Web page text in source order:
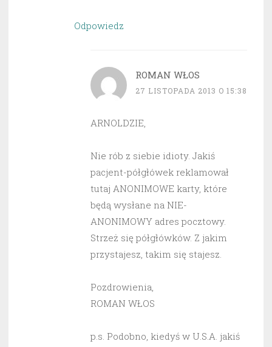
Odpowiedz
ROMAN WŁOS
27 LISTOPADA 2013 O 15:38
ARNOLDZIE,
Nie rób z siebie idioty. Jakiś
pacjent-półgłówek reklamował
tutaj ANONIMOWE karty, które
będą wysłane na NIE-
ANONIMOWY adres pocztowy.
Strzeż się półgłówków. Z jakim
przystajesz, takim się stajesz.
Pozdrowienia,
ROMAN WŁOS
p.s. Podobno, kiedyś w U.S.A. jakiś